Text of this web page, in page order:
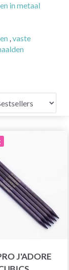
in metaal
,vaste
J'ADORE